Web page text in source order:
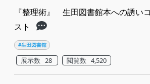
『整理術』 生田図書館本への誘い
スト
#生田図書館
展示数 28 閲覧数 4,520